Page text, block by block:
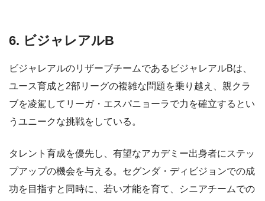
6. ビジャレアルB
ビジャレアルのリザーブチームであるビジャレアルBは、
ユース育成と2部リーグの複雑な問題を乗り越え、親クラ
ブを凌駕してリーガ・エスパニョーラで力を確立するとい
うユニークな挑戦をしている。
タレント育成を優先し、有望なアカデミー出身者にステッ
プアップの機会を与える。セグンダ・ディビジョンでの成
功を目指すと同時に、若い才能を育て、シニアチームでの